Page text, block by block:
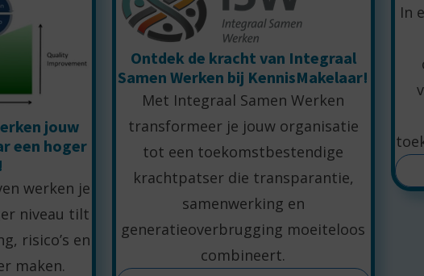
jouw
een hoger
werken je
niveau tilt
risico’s en
maken.
Ontdek de kracht van Integraal
Samen Werken bij KennisMakelaar!
Met Integraal Samen Werken
transformeer je jouw organisatie
tot een toekomstbestendige
krachtpatser die transparantie,
samenwerking en
generatieoverbrugging moeiteloos
combineert.
In